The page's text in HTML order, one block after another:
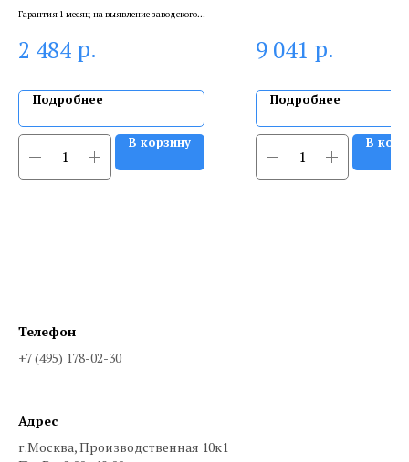
Гарантия 1 месяц на выявление заводского
сертифицированный специалист.
2 484 р.
Подробнее
В корзину
9 041 р.
Подробнее
В
Телефон
+7 (495) 178-02-30
Адрес
г.Москва, Производственная 10к1